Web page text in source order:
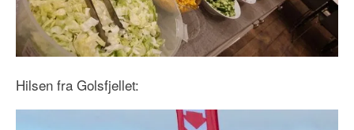
Hilsen fra Golsfjellet: